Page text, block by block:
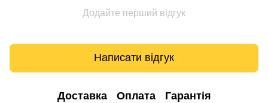
Додайте перший відгук
Написати відгук
Доставка Оплата Гарантія